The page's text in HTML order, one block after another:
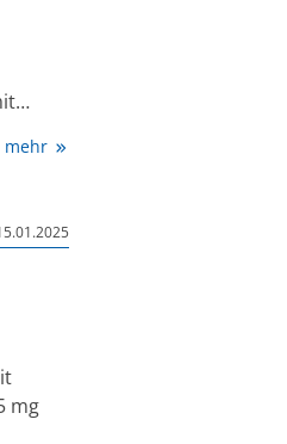
mg
bei
mehr
mg